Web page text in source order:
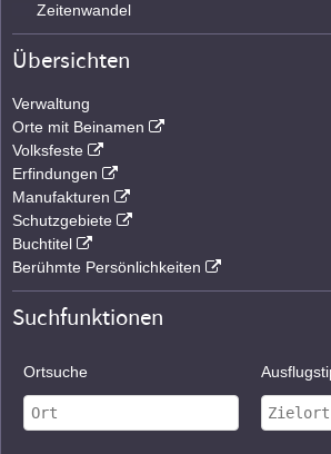
Zeitenwandel
Übersichten
Verwaltung
Orte mit Beinamen
Volksfeste
Erfindungen
Manufakturen
Schutzgebiete
Buchtitel
Berühmte Persönlichkeiten
Suchfunktionen
Ortsuche